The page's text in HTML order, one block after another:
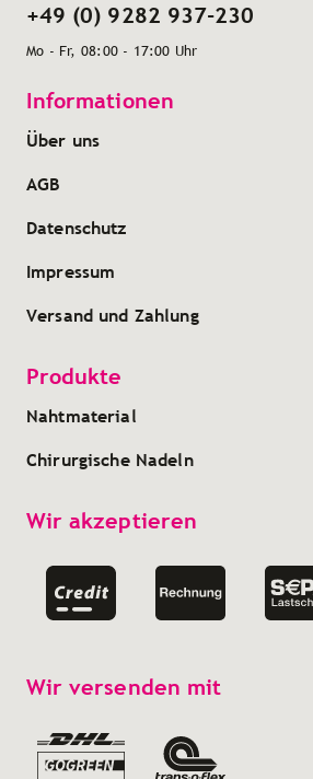
+49 (0) 9282 937-230
Mo - Fr, 08:00 - 17:00 Uhr
Informationen
Über uns
AGB
Datenschutz
Impressum
Versand und Zahlung
Produkte
Nahtmaterial
Chirurgische Nadeln
Wir akzeptieren
Wir versenden mit